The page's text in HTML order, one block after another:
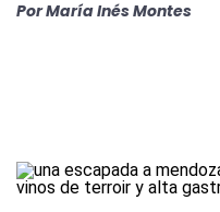
PorMaría Inés Montes